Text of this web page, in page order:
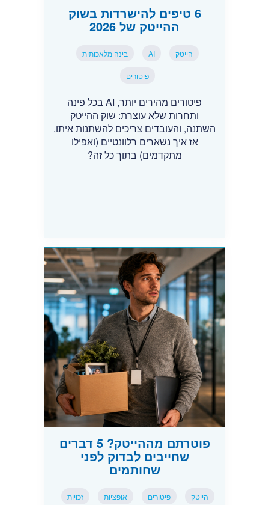
6 טיפים להישרדות בשוק
ההייטק של 2026
הייטק AI בינה מלאכותית
פיטורים
פיטורים מהירים יותר, AI בכל פינה
ותחרות שלא עוצרת: שוק ההייטק
השתנה, והעובדים צריכים להשתנות איתו.
אז איך נשארים רלוונטיים (ואפילו
מתקדמים) בתוך כל זה?
פוטרתם מההייטק? 5 דברים
שחייבים לבדוק לפני
שחותמים
הייטק פיטורים אופציות זכויות